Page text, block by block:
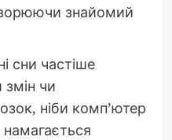
знайомий
сни частіше
чи
ніби комп’ютер